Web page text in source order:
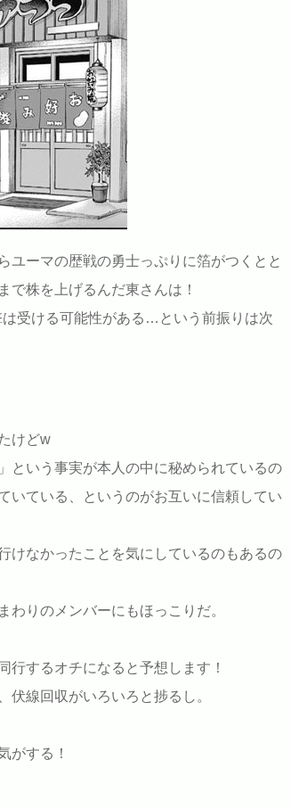
ユーマの歴戦の勇士っぷりに箔がつくとと
で株を上げるんだ東さんは！
受ける可能性がある…という前振りは次
けどw
という事実が本人の中に秘められているの
いている、というのがお互いに信頼してい
けなかったことを気にしているのもあるの
わりのメンバーにもほっこりだ。
行するオチになると予想します！
伏線回収がいろいろと捗るし。
がする！